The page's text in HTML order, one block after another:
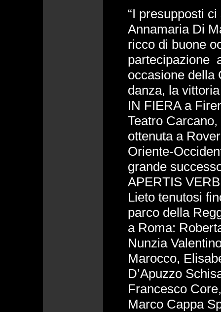
“I presupposti
Annamaria Di
ricco di buone
partecipazione
occasione della
danza, la
IN FIERA a
Teatro
ottenuta a
Oriente-
grande
APERTIS
Lieto tenutosi
parco della
a Roma:
Nunzia
Marocco,
D’Apuzzo
Francesco
Marco Cappa